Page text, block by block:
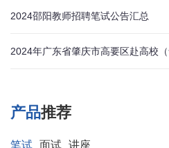
2024邵阳教师招聘笔试公告汇总
产品推荐
笔试 面试 讲座